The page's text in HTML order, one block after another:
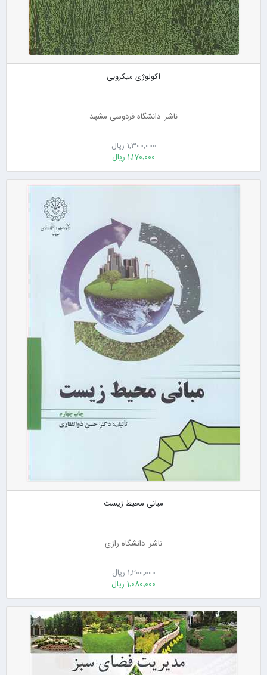
اکولوژی میکروبی
ناشر: دانشگاه فردوسی مشهد
1٬300٬000 ریال
1٬170٬000 ریال
مبانی محیط زیست
ناشر: دانشگاه رازی
1٬200٬000 ریال
1٬080٬000 ریال